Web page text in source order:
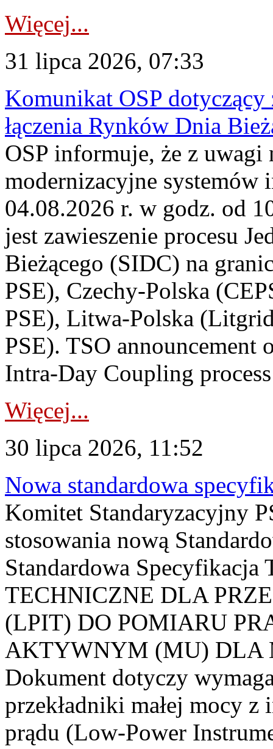
Więcej...
31 lipca 2026, 07:33
Komunikat OSP dotyczący
łączenia Rynków Dnia
OSP informuje, że z uwagi
modernizacyjne
04.08.2026 r. w godz. od
jest zawieszenie procesu
Bieżącego (SIDC) na
PSE), Czechy-Polska
PSE), Litwa-Polska
PSE). TSO announcement
Intra-Day Coupling
Więcej...
30 lipca 2026, 11:52
Nowa standardowa
Komitet Standaryzacyjny
stosowania nową
Standardowa
TECHNICZNE DLA
(LPIT) DO POMIARU
AKTYWNYM (MU) DLA
Dokument dotyczy
przekładniki małej mocy
prądu (Low-Power